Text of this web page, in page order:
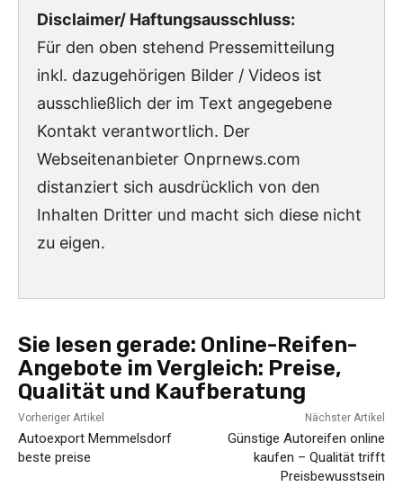
Disclaimer/ Haftungsausschluss:
Für den oben stehend Pressemitteilung
inkl. dazugehörigen Bilder / Videos ist
ausschließlich der im Text angegebene
Kontakt verantwortlich. Der
Webseitenanbieter Onprnews.com
distanziert sich ausdrücklich von den
Inhalten Dritter und macht sich diese nicht
zu eigen.
Sie lesen gerade: Online-Reifen-
Angebote im Vergleich: Preise,
Qualität und Kaufberatung
Vorheriger Artikel
Autoexport Memmelsdorf
beste preise
Nächster Artikel
Günstige Autoreifen online
kaufen – Qualität trifft
Preisbewusstsein